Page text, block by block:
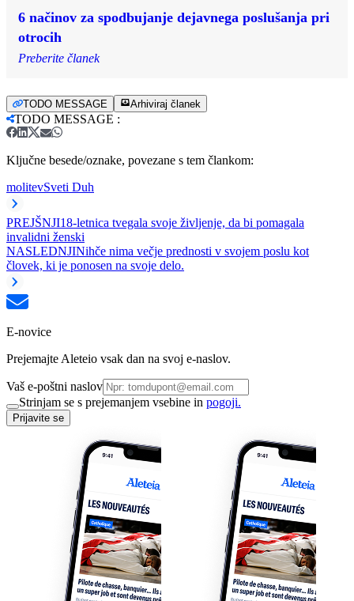
6 načinov za spodbujanje dejavnega poslušanja pri
otrocih
Preberite članek
TODO MESSAGE Arhiviraj članek
TODO MESSAGE :
Ključne besede/oznake, povezane s tem člankom:
molitevSveti Duh
PREJŠNJI18-letnica tvegala svoje življenje, da bi pomagala
invalidni ženski
NASLEDNJINihče nima večje prednosti v svojem poslu kot
človek, ki je ponosen na svoje delo.
E-novice
Prejemajte Aleteio vsak dan na svoj e-naslov.
Vaš e-poštni naslov
Strinjam se s prejemanjem vsebine in pogoji.
Prijavite se